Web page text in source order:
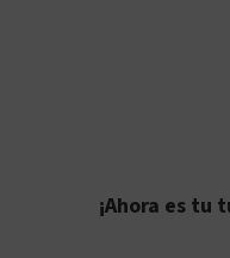
¡Ahora es tu